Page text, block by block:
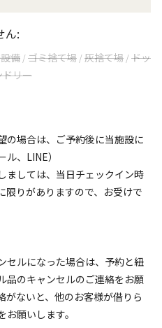
ん:
備 /ゴミ捨て場 /灰捨て場 /ドッ
リー
の場合は、ご予約後に当施設に
、LINE）
ましては、当日チェックイン時
限りがありますので、お受けで
セルになった場合は、予約と紐
品のキャンセルのご連絡をお願
がないと、他のお客様が借りら
願いします。